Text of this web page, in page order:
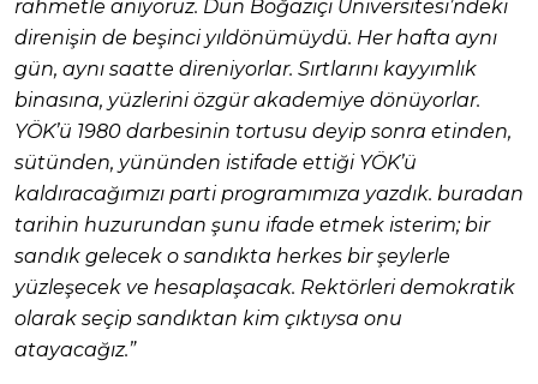
rahmetle anıyoruz. Dün Boğaziçi Üniversitesi’ndeki
direnişin de beşinci yıldönümüydü. Her hafta aynı
gün, aynı saatte direniyorlar. Sırtlarını kayyımlık
binasına, yüzlerini özgür akademiye dönüyorlar.
YÖK’ü 1980 darbesinin tortusu deyip sonra etinden,
sütünden, yününden istifade ettiği YÖK’ü
kaldıracağımızı parti programımıza yazdık. buradan
tarihin huzurundan şunu ifade etmek isterim; bir
sandık gelecek o sandıkta herkes bir şeylerle
yüzleşecek ve hesaplaşacak. Rektörleri demokratik
olarak seçip sandıktan kim çıktıysa onu
atayacağız.”